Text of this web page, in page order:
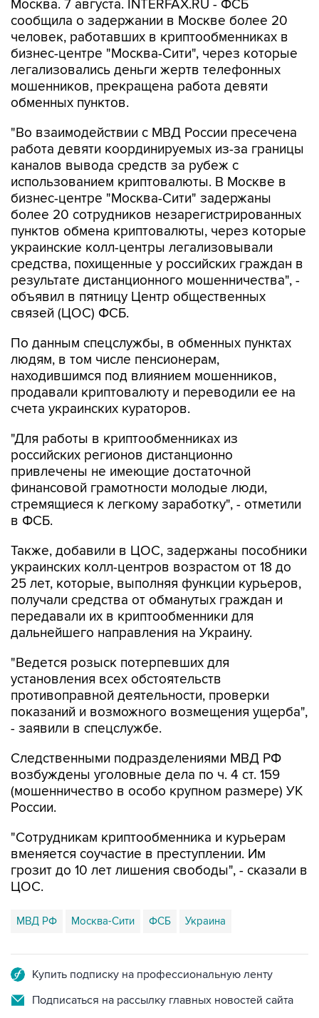
Москва. 7 августа. INTERFAX.RU - ФСБ
сообщила о задержании в Москве более 20
человек, работавших в криптообменниках в
бизнес-центре "Москва-Сити", через которые
легализовались деньги жертв телефонных
мошенников, прекращена работа девяти
обменных пунктов.
"Во взаимодействии с МВД России пресечена
работа девяти координируемых из-за границы
каналов вывода средств за рубеж с
использованием криптовалюты. В Москве в
бизнес-центре "Москва-Сити" задержаны
более 20 сотрудников незарегистрированных
пунктов обмена криптовалюты, через которые
украинские колл-центры легализовывали
средства, похищенные у российских граждан в
результате дистанционного мошенничества", -
объявил в пятницу Центр общественных
связей (ЦОС) ФСБ.
По данным спецслужбы, в обменных пунктах
людям, в том числе пенсионерам,
находившимся под влиянием мошенников,
продавали криптовалюту и переводили ее на
счета украинских кураторов.
"Для работы в криптообменниках из
российских регионов дистанционно
привлечены не имеющие достаточной
финансовой грамотности молодые люди,
стремящиеся к легкому заработку", - отметили
в ФСБ.
Также, добавили в ЦОС, задержаны пособники
украинских колл-центров возрастом от 18 до
25 лет, которые, выполняя функции курьеров,
получали средства от обманутых граждан и
передавали их в криптообменники для
дальнейшего направления на Украину.
"Ведется розыск потерпевших для
установления всех обстоятельств
противоправной деятельности, проверки
показаний и возможного возмещения ущерба",
- заявили в спецслужбе.
Следственными подразделениями МВД РФ
возбуждены уголовные дела по ч. 4 ст. 159
(мошенничество в особо крупном размере) УК
России.
"Сотрудникам криптообменника и курьерам
вменяется соучастие в преступлении. Им
грозит до 10 лет лишения свободы", - сказали в
ЦОС.
МВД РФ Москва-Сити ФСБ Украина
Купить подписку на профессиональную ленту
Подписаться на рассылку главных новостей сайта